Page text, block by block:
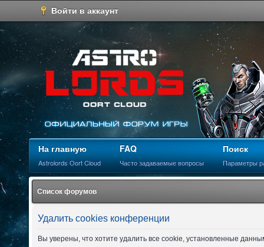
Войти в аккаунт
На главную
Astrolords Oort Cloud
FAQ
Часто задаваемые вопросы
Поиск
Параметры
Список форумов
Удалить cookies конференции
Вы уверены, что хотите удалить все cookie, установленные